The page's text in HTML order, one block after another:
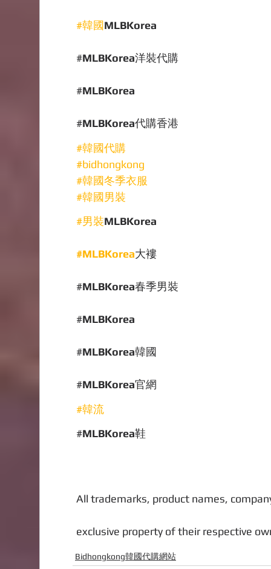
#韓國MLBKorea
#MLBKorea洋裝代購
#MLBKorea
#MLBKorea代購香港
#韓國代購
#bidhongkong
#韓國冬季衣服
#韓國男裝
#男裝MLBKorea
#MLBKorea大褸
#MLBKorea春季男裝
#MLBKorea
#MLBKorea韓國
#MLBKorea官網
#韓流
#MLBKorea鞋
All trademarks, product names,
exclusive property of their respective
Bidhongkong韓國代購網站